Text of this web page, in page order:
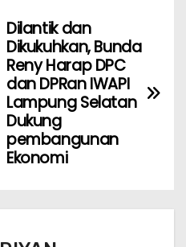
Dilantik dan
Dikukuhkan, Bunda
Reny Harap DPC
dan DPRan IWAPI
Lampung Selatan
Dukung
pembangunan
Ekonomi